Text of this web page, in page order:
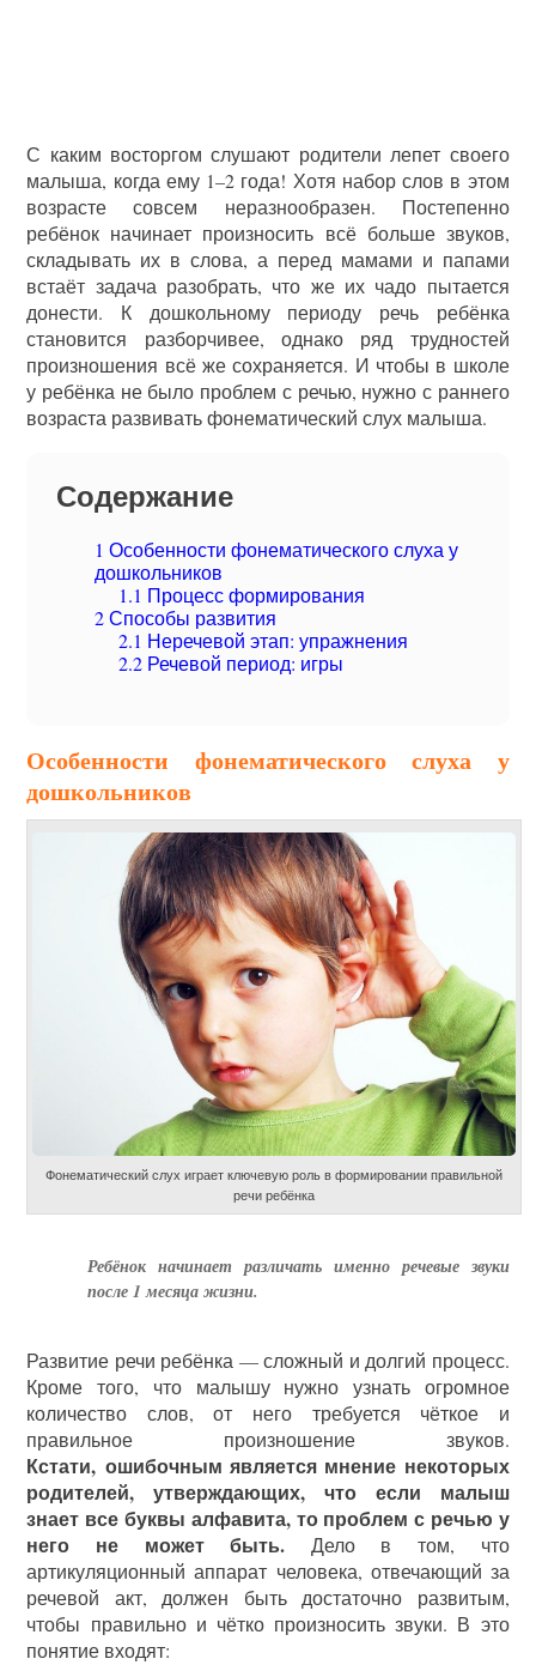
С каким восторгом слушают родители лепет своего
малыша, когда ему 1–2 года! Хотя набор слов в этом
возрасте совсем неразнообразен. Постепенно
ребёнок начинает произносить всё больше звуков,
складывать их в слова, а перед мамами и папами
встаёт задача разобрать, что же их чадо пытается
донести. К дошкольному периоду речь ребёнка
становится разборчивее, однако ряд трудностей
произношения всё же сохраняется. И чтобы в школе
у ребёнка не было проблем с речью, нужно с раннего
возраста развивать фонематический слух малыша.
Содержание
1 Особенности фонематического слуха у
дошкольников
1.1 Процесс формирования
2Способы развития
2.1 Неречевой этап: упражнения
2.2 Речевой период: игры
Особенности фонематического слуха у
дошкольников
Фонематический слух играет ключевую роль в формировании правильной
речи ребёнка
Ребёнок начинает различать именно речевые звуки
после 1 месяца жизни.
Развитие речи ребёнка — сложный и долгий процесс.
Кроме того, что малышу нужно узнать огромное
количество слов, от него требуется чёткое и
правильное произношение звуков.
Кстати, ошибочным является мнение некоторых
родителей, утверждающих, что если малыш
знает все буквы алфавита, то проблем с речью у
него не может быть. Дело в том, что
артикуляционный аппарат человека, отвечающий за
речевой акт, должен быть достаточно развитым,
чтобы правильно и чётко произносить звуки. В это
понятие входят: